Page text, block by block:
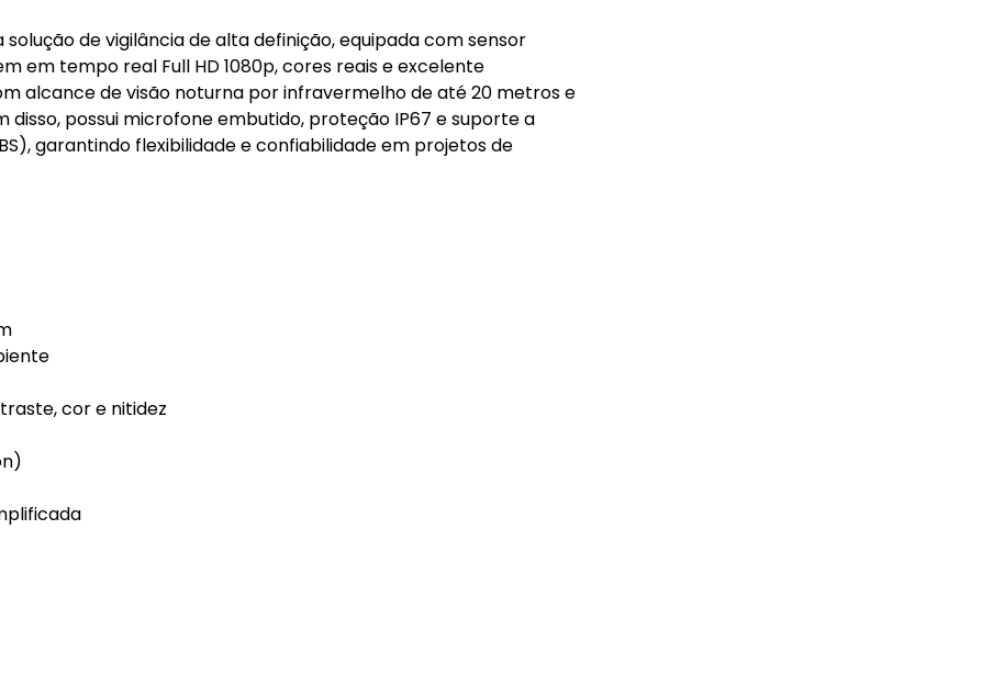
solução de vigilância de alta definição, equipada com sensor
em tempo real Full HD 1080p, cores reais e excelente
alcance de visão noturna por infravermelho de até 20 metros e
disso, possui microfone embutido, proteção IP67 e suporte a
garantindo flexibilidade e confiabilidade em projetos de
cor e nitidez